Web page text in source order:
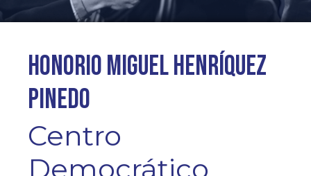
Honorio Miguel Henríquez
Pinedo
Centro
Democrático